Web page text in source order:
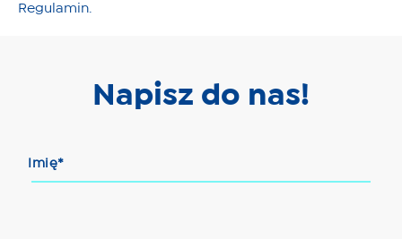
Regulamin.
Napisz do nas!
Imię*